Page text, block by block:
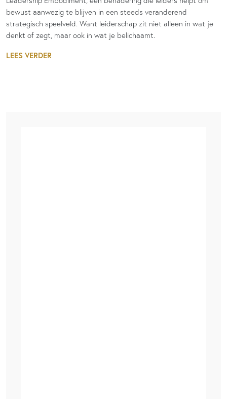
bewust aanwezig te blijven in een steeds veranderend
strategisch speelveld. Want leiderschap zit niet alleen in wat je
denkt of zegt, maar ook in wat je belichaamt.
LEES VERDER